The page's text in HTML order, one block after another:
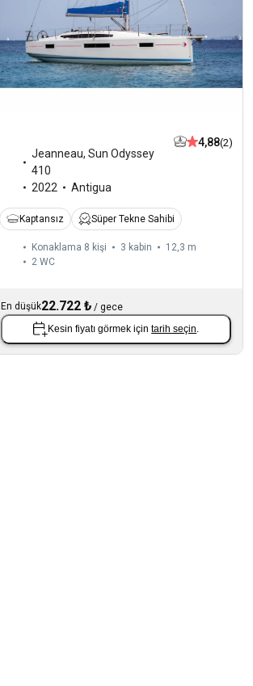
Jeanneau,Sun Odyssey
410
2022
Antigua
4,88(2)
Kaptansız Süper Tekne Sahibi
Konaklama 8 kişi 3 kabin
12,3 m
2 WC
En düşük22.722 ₺ /gece
Kesin fiyatı görmek içintarih seçin.